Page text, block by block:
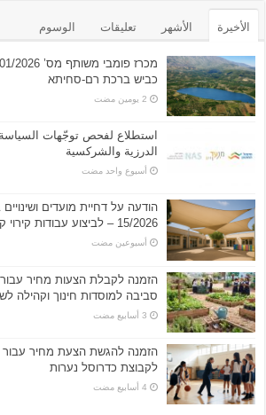
الأخيرة الأشهر تعليقات الوسوم
כביש ברכת רם-סחיתא
استطلاع لفحص توجّهات
الدرزية والشركسية
‏أسبوع واحد مضت
הודעה על דחיית מועדים
15/2026 – לביצוע עבודות קירוי קבוע לחצרות אשכול גנים
‏أسبوعين مضت
הזמנה לקבלת הצעות מחיר עבור
סביבה למוסדות חינוך וקהילה לשנת
הזמנה להגשת הצעת מחיר עבור
לקבוצת כדרוסל נערות